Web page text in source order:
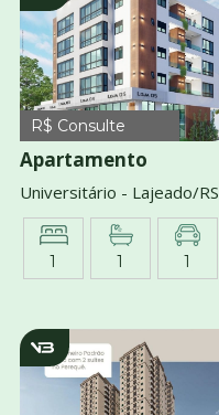
R$ Consulte
Apartamento
Universitário - Lajeado/RS
1 1 1
v2934